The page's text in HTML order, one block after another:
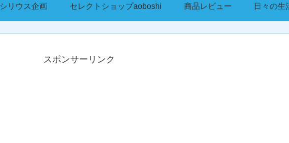
シリウス企画 セレクトショップaoboshi 商品レビュー 日々の生
スポンサーリンク